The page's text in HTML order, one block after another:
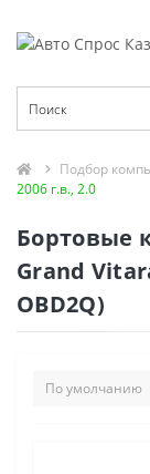
Подбор
2006 г.в., 2.0
Бортовые
Grand
OBD2Q)